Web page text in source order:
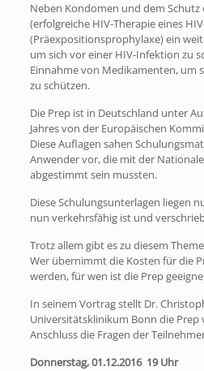
Neben Kondomen und dem Schutz
(erfolgreiche HIV-Therapie eines
(Präexpositionsprophylaxe) ein
um sich vor einer HIV-Infektion zu
Einnahme von Medikamenten, um
zu schützen.
Die Prep ist in Deutschland unter
Jahres von der Europäischen
Diese Auflagen sahen
Anwender vor, die mit der
abgestimmt sein mussten.
Diese Schulungsunterlagen liegen
nun verkehrsfähig ist und
Trotz allem gibt es zu diesem
Wer übernimmt die Kosten für die
werden, für wen ist die Prep
In seinem Vortrag stellt Dr.
Universitätsklinikum Bonn die
Anschluss die Fragen der
Donnerstag, 01.12.2016 19 Uhr